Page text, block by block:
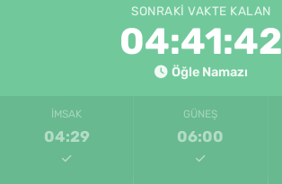
SONRAKI VAKTE KALAN
04:41:42
Öğle Namazı
İMSAK
04:29
GÜNEŞ
06:00